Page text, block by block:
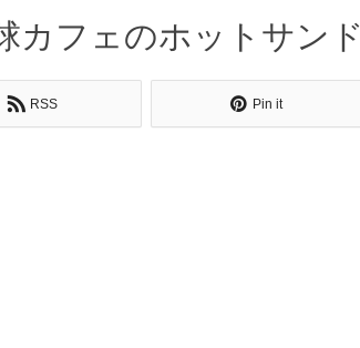
カフェのホットサンド
RSS Pin it